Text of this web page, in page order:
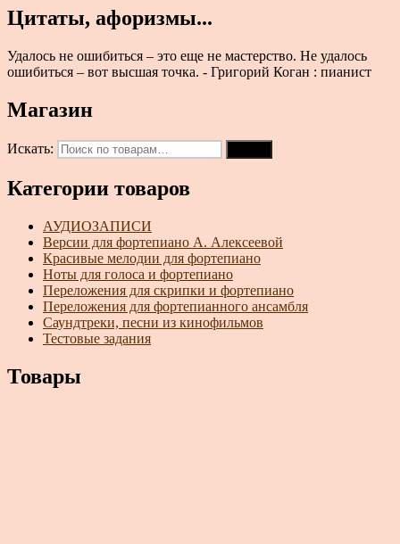
Цитаты, афоризмы...
Удалось не ошибиться – это еще не мастерство. Не удалось
ошибиться – вот высшая точка. - Григорий Коган : пианист
Магазин
Искать:
Категории товаров
АУДИОЗАПИСИ
Версии для фортепиано А. Алексеевой
Красивые мелодии для фортепиано
Ноты для голоса и фортепиано
Переложения для скрипки и фортепиано
Переложения для фортепианного ансамбля
Саундтреки, песни из кинофильмов
Тестовые задания
Товары